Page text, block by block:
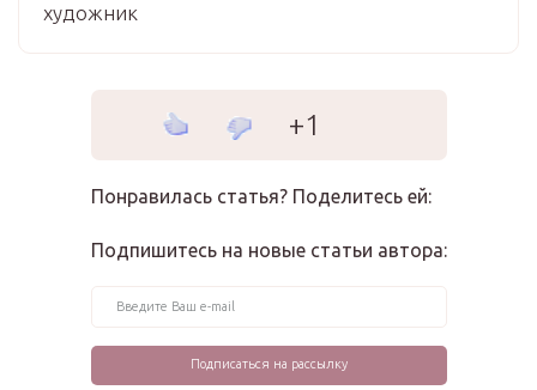
художник
+1
Понравилась статья? Поделитесь ей:
Подпишитесь на новые статьи автора: